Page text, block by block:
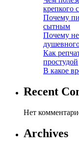
крепкого
Почему
сытным
Почему
Как
простудой
В какое
Recent
Нет
Archives